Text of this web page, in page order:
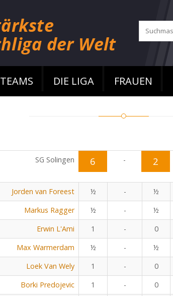
TEAMS DIE LIGA FRAUEN
SG Solingen 6 - 2
Jorden van Foreest ½ - ½
Markus Ragger ½ - ½
Erwin L'Ami 1 - 0
Max Warmerdam ½ - ½
Loek Van Wely 1 - 0
Borki Predojevic 1 - 0